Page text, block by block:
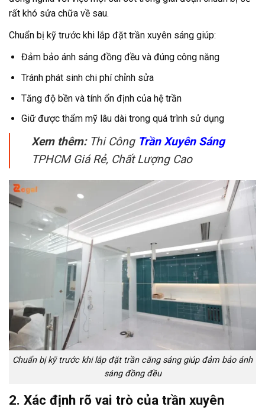
rất khó sửa chữa về sau.
Chuẩn bị kỹ trước khi lắp đặt trần xuyên sáng giúp:
Đảm bảo ánh sáng đồng đều và đúng công năng
Tránh phát sinh chi phí chỉnh sửa
Tăng độ bền và tính ổn định của hệ trần
Giữ được thẩm mỹ lâu dài trong quá trình sử dụng
Xem thêm: Thi Công Trần Xuyên Sáng
TPHCM Giá Rẻ, Chất Lượng Cao
Chuẩn bị kỹ trước khi lắp đặt trần căng sáng giúp đảm bảo ánh
sáng đồng đều
2. Xác định rõ vai trò của trần xuyên